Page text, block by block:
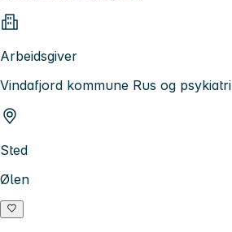
Arbeidsgiver
Vindafjord kommune Rus og psykiatri
Sted
Ølen